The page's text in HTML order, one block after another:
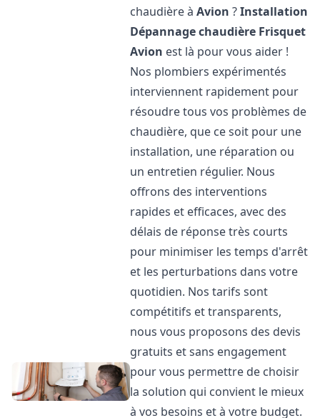
chaudière àAvion ?Installation
Dépannage chaudière Frisquet
Avion est là pour vous aider !
Nos plombiers expérimentés
interviennent rapidement pour
résoudre tous vos problèmes de
chaudière, que ce soit pour une
installation, une réparation ou
un entretien régulier. Nous
offrons des interventions
rapides et efficaces, avec des
délais de réponse très courts
pour minimiser les temps d'arrêt
et les perturbations dans votre
quotidien. Nos tarifs sont
compétitifs et transparents,
nous vous proposons des devis
gratuits et sans engagement
pour vous permettre de choisir
la solution qui convient le mieux
à vos besoins et à votre budget.